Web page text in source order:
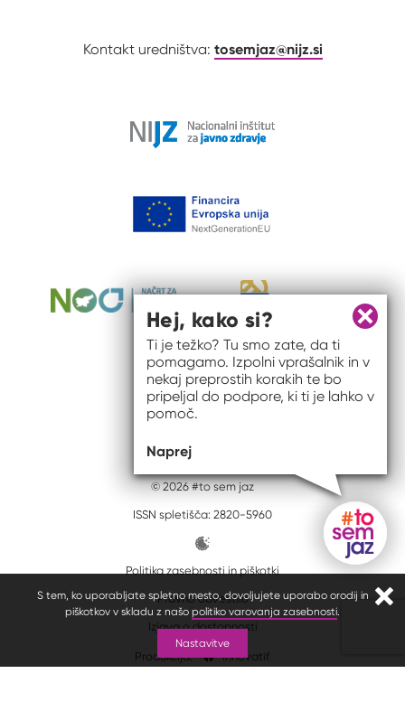
S tem, ko uporabljate spletno mesto, dovoljujete uporabo orodij in
piškotkov v skladu z našo politiko varovanja zasebnosti.
Nastavitve
Kontakt uredništva: tosemjaz@nijz.si
© 2026 #to sem jaz
ISSN spletišča: 2820-5960
Politika zasebnosti in piškotki
Pravno obvestilo
Izjava o dostopnosti
Produkcija: Innovatif
Gumb
Zapri
Hej, kako si?
Ti je težko? Tu smo zate, da ti
pomagamo. Izpolni vprašalnik in v
nekaj preprostih korakih te bo
pripeljal do podpore, ki ti je lahko v
pomoč.
Naprej